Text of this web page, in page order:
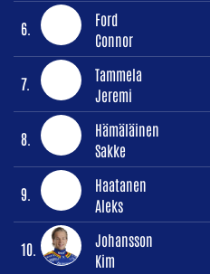
6.
Ford
Connor
7.
Tammela
Jeremi
8.
Hämäläinen
Sakke
9.
Haatanen
Aleks
10.
Johansson
Kim